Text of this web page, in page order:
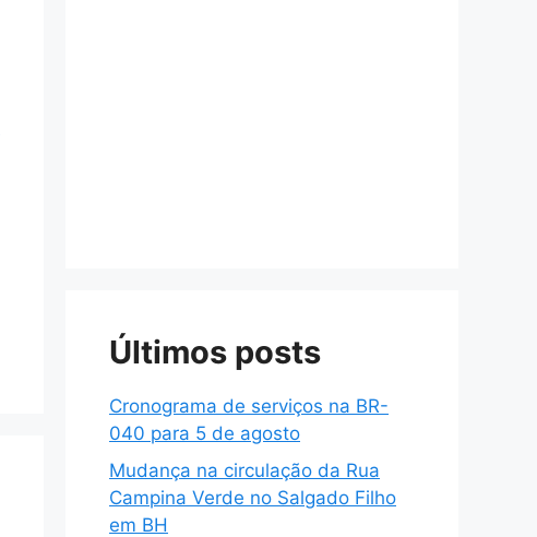
Últimos posts
Cronograma de serviços na BR-
040 para 5 de agosto
Mudança na circulação da Rua
Campina Verde no Salgado Filho
em BH